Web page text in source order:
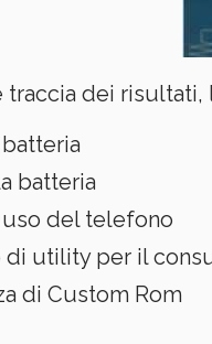
traccia dei risultati,
batteria
del telefono
di utility per il
di Custom Rom